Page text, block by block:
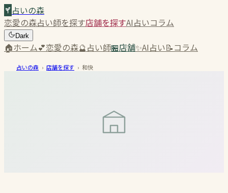
占いの森
恋愛の森占い師を探す店舗を探すAI占いコラム
Dark
🏠ホーム💕恋愛の森🔮占い師🏪店舗✨AI占い📝コラム
占いの森 › 店舗を探す › 和快